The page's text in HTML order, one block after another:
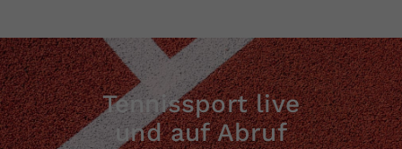
Tennissport live
und auf Abruf